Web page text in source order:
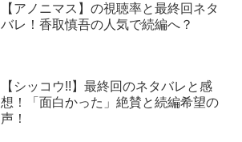
【アノニマス】の視聴率と最終回ネタ
バレ！香取慎吾の人気で続編へ？
【シッコウ!!】最終回のネタバレと感
想！「面白かった」絶賛と続編希望の
声！